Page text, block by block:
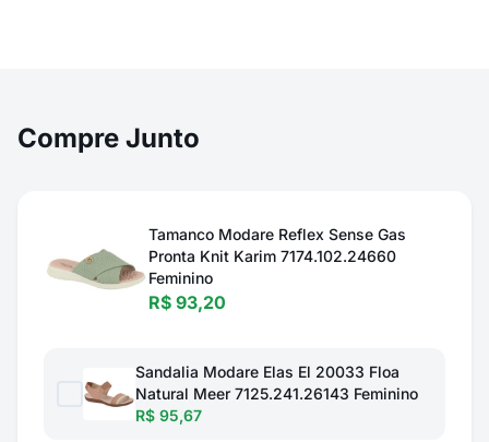
Compre Junto
Tamanco Modare Reflex Sense Gas
Pronta Knit Karim 7174.102.24660
Feminino
R$ 93,20
Sandalia Modare Elas El 20033 Floa
Natural Meer 7125.241.26143 Feminino
R$ 95,67